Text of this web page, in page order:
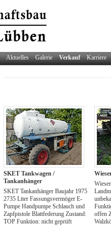
Aktuelles Galerie Verkauf Karriere
SKET Tankwagen /
Tankanhänger
SKET Tankanhänger Baujahr 1975
2735 Liter Fassungsvermöger E-
Pumpe Handpumpe Schlauch und
Zapfpistole Blattfederung Zustand:
TOP Funktion: nicht geprüft
offen